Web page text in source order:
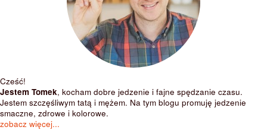
Cześć!
Jestem Tomek, kocham dobre jedzenie i fajne spędzanie czasu.
Jestem szczęśliwym tatą i mężem. Na tym blogu promuję jedzenie
smaczne, zdrowe i kolorowe.
zobacz więcej...